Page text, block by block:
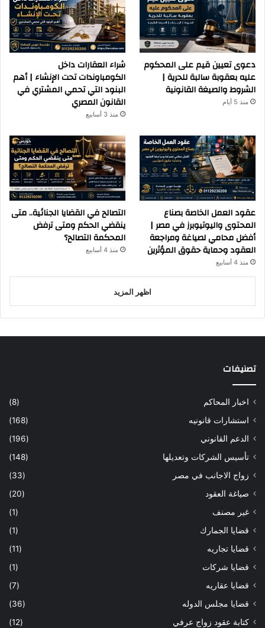
دعوى تعيين قيم على المحكوم
عليه بعقوبة سالبة للحرية |
الشروط والصيغة القانونية
منذ 5 أيام
شراء العقارات داخل
الكومباوندات تحت الإنشاء | أهم
البنود التي تحمي المشتري في
القانون المصري
منذ 3 أسابيع
عقود العمل الخاصة بصناع
المحتوى واليوتيوبرز في مصر |
أفضل محامي لصياغة ومراجعة
العقود وحماية حقوق المؤثرين
منذ 4 أسابيع
التصالح في القضايا الجنائية.. متى
ينقضي الحكم ومتى ترفض
المحكمة التصالح؟
منذ 4 أسابيع
اظهر المزيد
تصنيفات
اخبار المحاكم
(8)
استشارات قانونيه
(168)
الدعم القانوني
(196)
تأسيس الشركات وتعديلها
(148)
زواج الاجانب في مصر
(33)
صياغة العقود
(20)
غير مصنف
(1)
قضايا الجمارك
(1)
قضايا تجاريه
(11)
قضايا شركات
(1)
قضايا عقاريه
(7)
قضايا مجلس الدوله
(36)
كتابة عقود زواج عرفي
(12)